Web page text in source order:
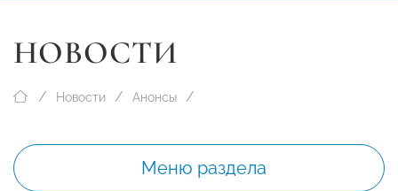
НОВОСТИ
Новости Анонсы
Меню раздела